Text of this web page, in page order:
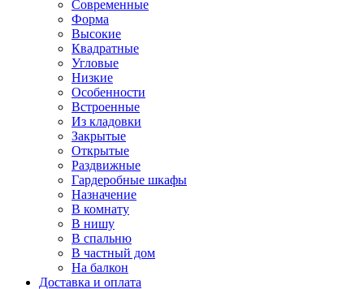
Современные
Форма
Высокие
Квадратные
Угловые
Низкие
Особенности
Встроенные
Из кладовки
Закрытые
Открытые
Раздвижные
Гардеробные шкафы
Назначение
В комнату
В нишу
В спальню
В частный дом
На балкон
Доставка и оплата